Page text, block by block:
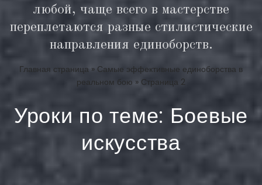
любой, чаще всего в мастерстве
переплетаются разные стилистические
направления единоборств.
Главная страница » Самые эффективные единоборства в
реальном бою » Страница 2
Уроки по теме: Боевые
искусства